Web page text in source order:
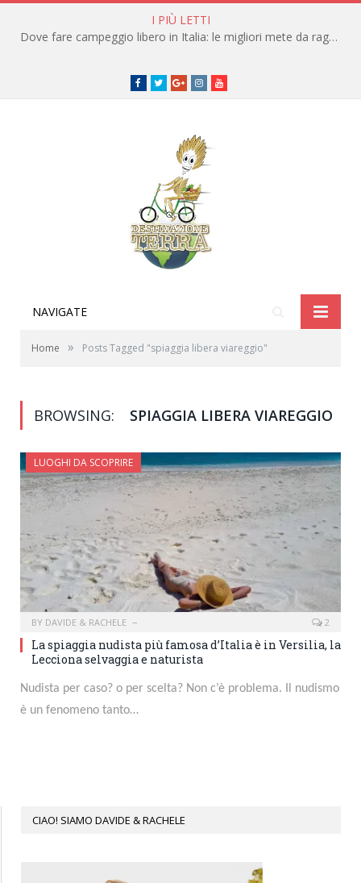
I PIÙ LETTI
Dove fare campeggio libero in Italia: le migliori mete da raggiungere in traghetto
Facebook
TwitterGoogle+instagramyoutube
NAVIGATE
Home » Posts Tagged "spiaggia libera viareggio"
BROWSING: SPIAGGIA LIBERA VIAREGGIO
LUOGHI DA SCOPRIRE
BY DAVIDE & RACHELE 2
La spiaggia nudista più famosa d’Italia è in Versilia, la
Lecciona selvaggia e naturista
Nudista per caso? o per scelta? Non c’è problema. Il nudismo
è un fenomeno tanto…
CIAO! SIAMO DAVIDE & RACHELE